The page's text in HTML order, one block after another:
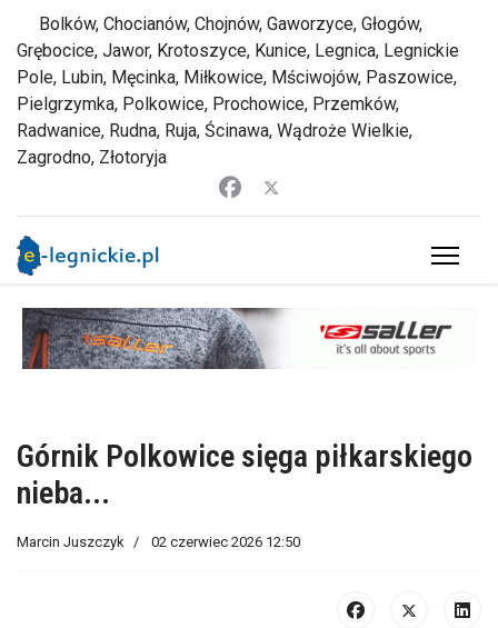
Bolków, Chocianów, Chojnów, Gaworzyce, Głogów,
Grębocice, Jawor, Krotoszyce, Kunice, Legnica, Legnickie
Pole, Lubin, Męcinka, Miłkowice, Mściwojów, Paszowice,
Pielgrzymka, Polkowice, Prochowice, Przemków,
Radwanice, Rudna, Ruja, Ścinawa, Wądroże Wielkie,
Zagrodno, Złotoryja
Górnik Polkowice sięga piłkarskiego
nieba...
Marcin Juszczyk 02 czerwiec 2026 12:50